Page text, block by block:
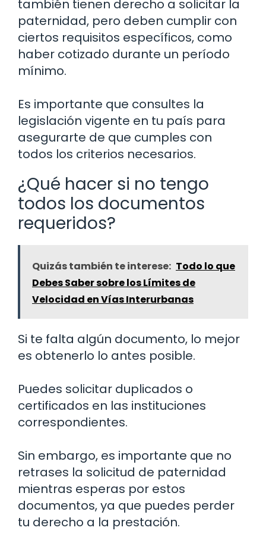
también tienen derecho a solicitar la
paternidad, pero deben cumplir con
ciertos requisitos específicos, como
haber cotizado durante un período
mínimo.
Es importante que consultes la
legislación vigente en tu país para
asegurarte de que cumples con
todos los criterios necesarios.
¿Qué hacer si no tengo
todos los documentos
requeridos?
Quizás también te interese: Todo lo que
Debes Saber sobre los Límites de
Velocidad en Vías Interurbanas
Si te falta algún documento, lo mejor
es obtenerlo lo antes posible.
Puedes solicitar duplicados o
certificados en las instituciones
correspondientes.
Sin embargo, es importante que no
retrases la solicitud de paternidad
mientras esperas por estos
documentos, ya que puedes perder
tu derecho a la prestación.